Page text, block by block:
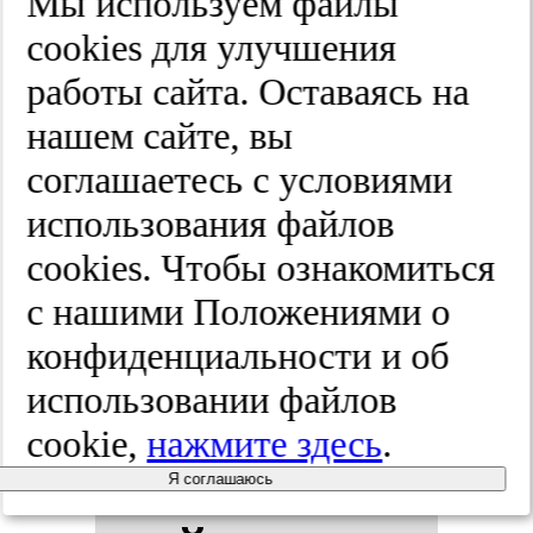
ко­ва.
2025;(7):55-63
Прог­но­зи­
ро­ва­ние
вос­ста­нов­
ле­ния фун­
кци­ональ­
cооkies для улучшения
работы сайта. Оставаясь на
нашем сайте, вы
соглашаетесь с условиями
использования файлов
cооkies. Чтобы ознакомиться
с нашими Положениями о
конфиденциальности и об
использовании файлов
cookie,нажмите здесь.
Я соглашаюсь